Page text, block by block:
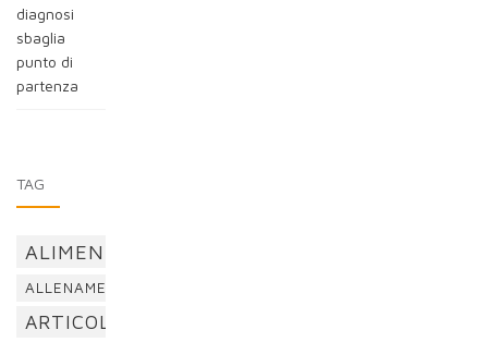
diagnosi
sbaglia
punto di
partenza
TAG
ALIMENTAZIONE
ALLENAMENTO
ARTICOLAZIONI